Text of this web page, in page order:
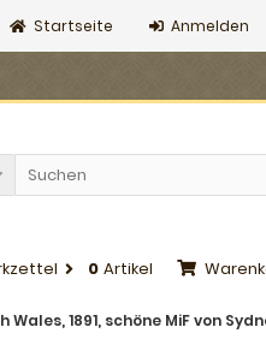
Anmelden
Startseite
0 Artikel
Wales, 1891, schöne MiF von